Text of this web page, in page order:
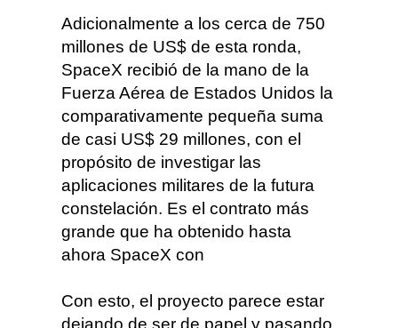
Adicionalmente a los cerca de 750
millones de US$ de esta ronda,
SpaceX recibió de la mano de la
Fuerza Aérea de Estados Unidos la
comparativamente pequeña suma
de casi US$ 29 millones, con el
propósito de investigar las
aplicaciones militares de la futura
constelación. Es el contrato más
grande que ha obtenido hasta
ahora SpaceX con
Con esto, el proyecto parece estar
dejando de ser de papel y pasando